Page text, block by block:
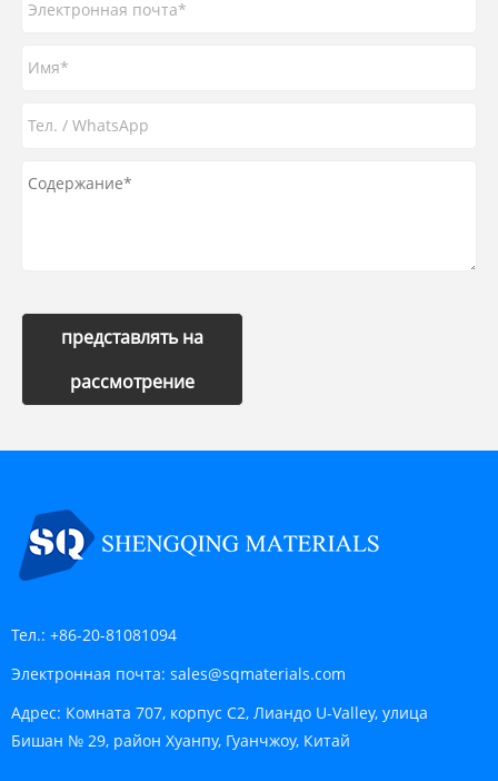
представлять на
рассмотрение
Тел.: +86-20-81081094
Электронная почта: sales@sqmaterials.com
Адрес: Комната 707, корпус C2, Лиандо U-Valley, улица
Бишан № 29, район Хуанпу, Гуанчжоу, Китай